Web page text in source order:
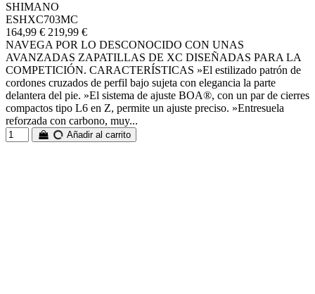
SHIMANO
ESHXC703MC
164,99 € 219,99 €
NAVEGA POR LO DESCONOCIDO CON UNAS
AVANZADAS ZAPATILLAS DE XC DISEÑADAS PARA LA
COMPETICIÓN. CARACTERÍSTICAS »El estilizado patrón de
cordones cruzados de perfil bajo sujeta con elegancia la parte
delantera del pie. »El sistema de ajuste BOA®, con un par de cierres
compactos tipo L6 en Z, permite un ajuste preciso. »Entresuela
reforzada con carbono, muy...
Añadir al carrito